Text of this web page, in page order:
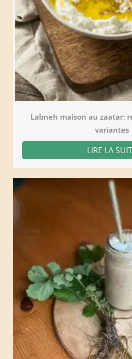
Labneh maison au zaatar:
variantes
LIRE LA